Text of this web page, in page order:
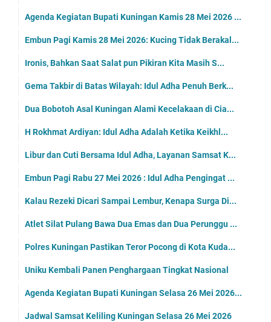
Agenda Kegiatan Bupati Kuningan Kamis 28 Mei 2026 ...
Embun Pagi Kamis 28 Mei 2026: Kucing Tidak Berakal...
Ironis, Bahkan Saat Salat pun Pikiran Kita Masih S...
Gema Takbir di Batas Wilayah: Idul Adha Penuh Berk...
Dua Bobotoh Asal Kuningan Alami Kecelakaan di Cia...
H Rokhmat Ardiyan: Idul Adha Adalah Ketika Keikhl...
Libur dan Cuti Bersama Idul Adha, Layanan Samsat K...
Embun Pagi Rabu 27 Mei 2026 : Idul Adha Pengingat ...
Kalau Rezeki Dicari Sampai Lembur, Kenapa Surga Di...
Atlet Silat Pulang Bawa Dua Emas dan Dua Perunggu ...
Polres Kuningan Pastikan Teror Pocong di Kota Kuda...
Uniku Kembali Panen Penghargaan Tingkat Nasional
Agenda Kegiatan Bupati Kuningan Selasa 26 Mei 2026...
Jadwal Samsat Keliling Kuningan Selasa 26 Mei 2026